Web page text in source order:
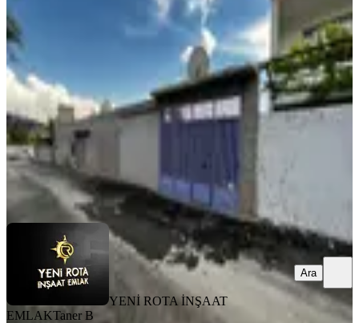
Satılık Tek Katlı Müstakil Ev
Dulkadiroğlu, Yavuz Selim Mahallesi
31.07.2026
3.700.000 ₺
YENİ ROTA İNŞAAT EMLAK
Ara
YENİ ROTA İNŞAAT
EMLAKTaner B
Ara